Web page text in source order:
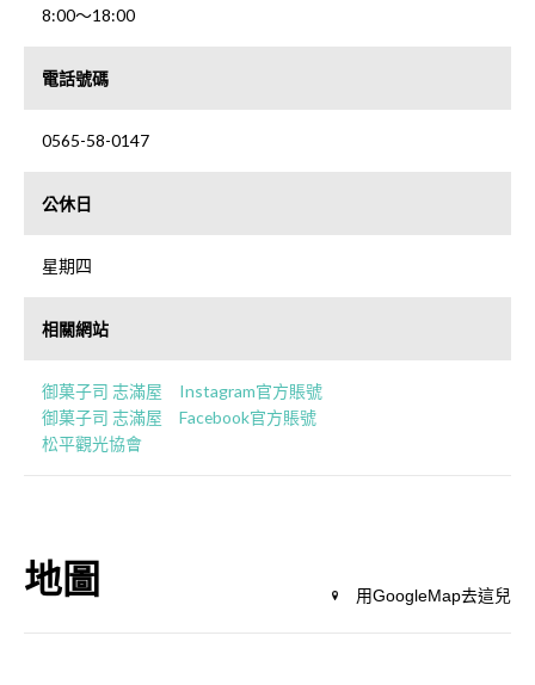
8:00～18:00
電話號碼
0565-58-0147
公休日
星期四
相關網站
御菓子司 志滿屋 Instagram官方賬號
御菓子司 志滿屋 Facebook官方賬號
松平觀光協會
地圖 用GoogleMap去這兒